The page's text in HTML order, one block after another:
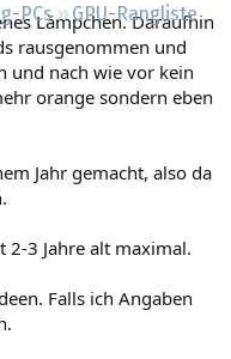
PCs
GPU-Rangliste
Lämpchen. Daraufhin
rausgenommen und
und nach wie vor kein
orange sondern eben
Jahr gemacht, also da
2-3 Jahre alt maximal.
Falls ich Angaben